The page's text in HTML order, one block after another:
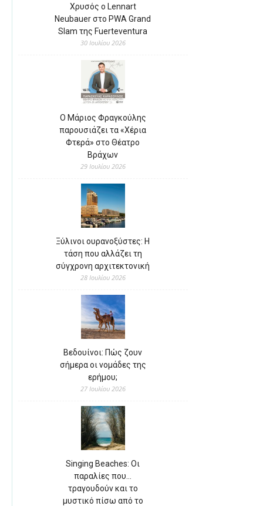
Χρυσός ο Lennart
Neubauer στο PWA Grand
Slam της Fuerteventura
30 Ιουλίου 2026
Ο Μάριος Φραγκούλης
παρουσιάζει τα «Χέρια
Φτερά» στο Θέατρο
Βράχων
29 Ιουλίου 2026
Ξύλινοι ουρανοξύστες: Η
τάση που αλλάζει τη
σύγχρονη αρχιτεκτονική
28 Ιουλίου 2026
Βεδουίνοι: Πώς ζουν
σήμερα οι νομάδες της
ερήμου;
27 Ιουλίου 2026
Singing Beaches: Οι
παραλίες που…
τραγουδούν και το
μυστικό πίσω από το